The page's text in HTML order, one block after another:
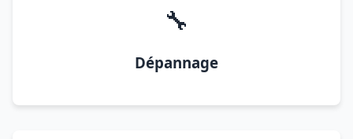
🔧
Dépannage